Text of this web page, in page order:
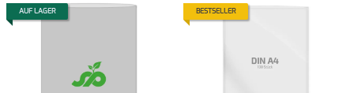
AUF LAGER BESTSELLER